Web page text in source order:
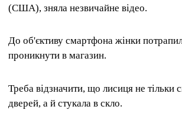
(США), зняла незвичайне відео.
До об'єктиву смартфона жінки
проникнути в магазин.
Треба відзначити, що лисиця не тільки
дверей, а й стукала в скло.